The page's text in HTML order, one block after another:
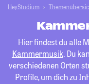
HeyStudium
Hier findest du alle
Kammermusik. Du
verschiedenen Orten
Profile, um dich zu